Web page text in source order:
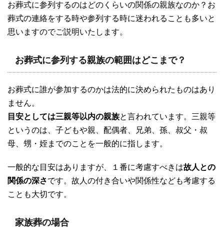
お葬式に参列するのはどのくらいの関係の親族なのか？お
葬式の連絡をする時や参列する時に迷われることも多いと
思いますのでご説明いたします。
お葬式に参列する親族の範囲はどこまで？
お葬式に誰が参加するのかは法的に決められたものはあり
ません。
目安としては三親等以内の親族と言われています。三親等
というのは、子どもや親、配偶者、兄弟、孫、叔父・叔
母、甥・姪までのことを一般的に指します。
一般的な目安はありますが、１番に考慮すべきは故人との
関係の深さです。故人の付き合いや関係性なども考慮する
ことも大切です。
家族葬の場合